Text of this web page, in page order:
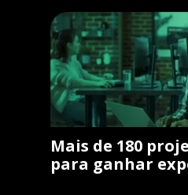
Mais de 180
para ganhar